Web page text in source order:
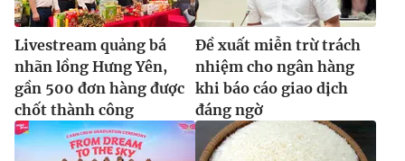
Livestream quảng bá
nhãn lồng Hưng Yên,
gần 500 đơn hàng được
chốt thành công
Đề xuất miễn trừ trách
nhiệm cho ngân hàng
khi báo cáo giao dịch
đáng ngờ